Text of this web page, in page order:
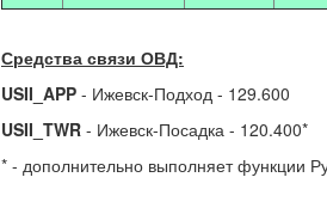
Средства связи ОВД:
USII_APP - Ижевск-Подход - 129.600
USII_TWR - Ижевск-Посадка - 120.400*
* - дополнительно выполняет функции